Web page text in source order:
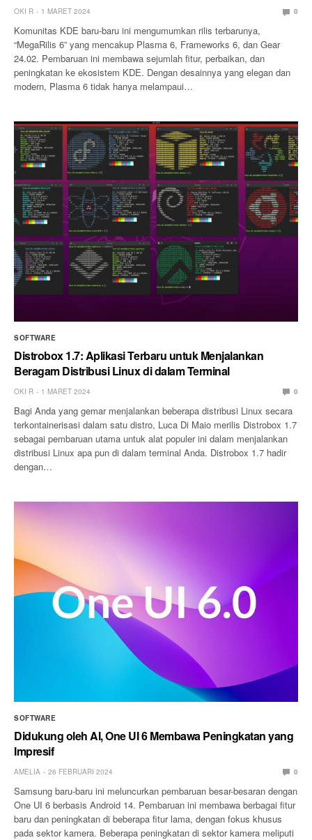
OKI R 1 MARET 2024 0
Komunitas KDE baru-baru ini mengumumkan rilis terbarunya,
“MegaRilis 6” yang mencakup Plasma 6, Frameworks 6, dan Gear
24.02. Pembaruan ini membawa sejumlah fitur, perbaikan, dan
peningkatan ke ekosistem KDE. Dengan desainnya yang elegan dan
modern, Plasma 6 tidak hanya melampaui…
SOFTWARE
Distrobox 1.7: Aplikasi Terbaru untuk Menjalankan
Beragam Distribusi Linux di dalam Terminal
OKI R 1 MARET 2024 0
Bagi Anda yang gemar menjalankan beberapa distribusi Linux secara
terkontainerisasi dalam satu distro, Luca Di Maio merilis Distrobox 1.7
sebagai pembaruan utama untuk alat populer ini dalam menjalankan
distribusi Linux apa pun di dalam terminal Anda. Distrobox 1.7 hadir
dengan…
SOFTWARE
Didukung oleh AI, One UI 6 Membawa Peningkatan yang
Impresif
AMELIA 26 FEBRUARI 2024 0
Samsung baru-baru ini meluncurkan pembaruan besar-besaran dengan
One UI 6 berbasis Android 14. Pembaruan ini membawa berbagai fitur
baru dan peningkatan di beberapa fitur lama, dengan fokus khusus
pada sektor kamera. Beberapa peningkatan di sektor kamera meliputi